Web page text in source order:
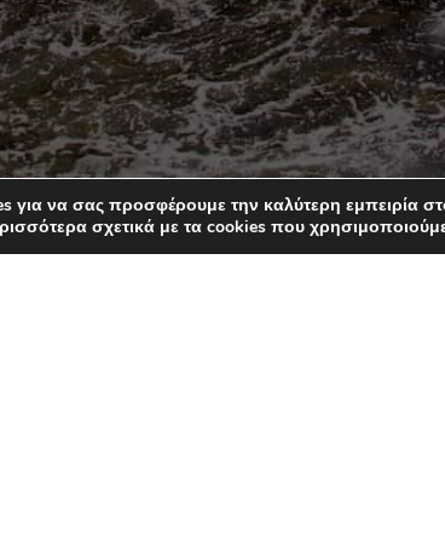
για να σας προσφέρουμε την καλύτερη εμπειρία
σχετικά με τα cookies που